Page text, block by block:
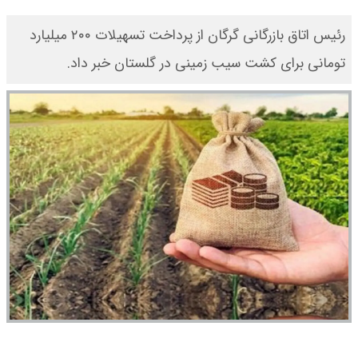
رئیس اتاق بازرگانی گرگان از پرداخت تسهیلات ۲۰۰ میلیارد
تومانی برای کشت سیب زمینی در گلستان خبر داد.